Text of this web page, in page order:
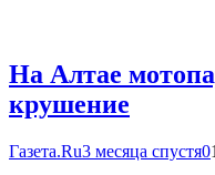
На Алтае
крушение
Газета.Ru3 месяца спустя0